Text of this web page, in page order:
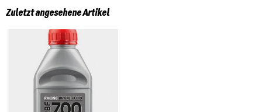
Zuletzt angesehene Artikel